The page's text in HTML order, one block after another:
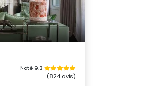
Noté 9.3
(824 avis)